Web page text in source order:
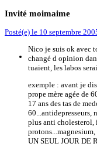
Invité moimaime
Posté(e) le 10 septembre
Nico je suis ok avec
changé d opinion
tuaient, les labos
exemple : avant je
prope mère agée de
17 ans des tas de
60...antidepresseurs,
plus anti cholesterol,
UN SEUL JOUR DE